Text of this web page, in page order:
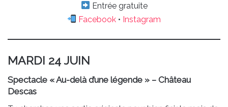
Entrée gratuite
Facebook • Instagram
MARDI 24 JUIN
Spectacle « Au-delà d’une légende » – Château
Descas